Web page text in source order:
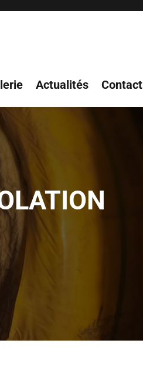
Actualités Contact